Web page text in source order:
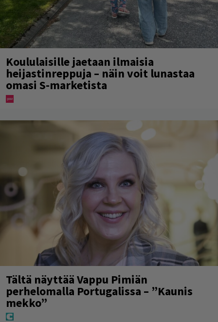
Koululaisille jaetaan ilmaisia
heijastinreppuja – näin voit lunastaa
omasi S-marketista
Tältä näyttää Vappu Pimiän
perhelomalla Portugalissa – ”Kaunis
mekko”